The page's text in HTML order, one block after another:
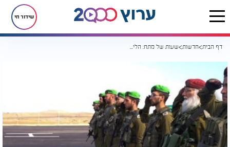
שידור חי
דף הבית חדשות שעות של מתח: הליך זיהוי החטופים החללים נמשך במכון לרפואה משפטית